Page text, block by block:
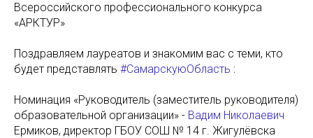
Всероссийского профессионального конкурса
«АРКТУР»
Поздравляем лауреатов и знакомим вас с теми, кто
будет представлять #СамарскуюОбласть :
Номинация «Руководитель (заместитель руководителя)
образовательной организации» - Вадим Николаевич
Ермиков, директор ГБОУ СОШ № 14 г. Жигулёвска